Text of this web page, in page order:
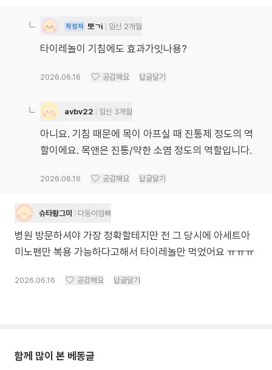
작성자 뽀ㄱi 임신 2개월
타이레놀이 기침에도 효과가잇나용?
2026.06.16 공감해요 답글달기
avbv22 임신 3개월
아니요. 기침 때문에 목이 아프실 때 진통제 정도의 역
할이에요. 목앤은 진통/약한 소염 정도의 역할입니다.
2026.06.16 공감해요 답글달기
슈타황그미 다둥이엄빠
병원 방문하셔야 가장 정확할테지만 전 그 당시에 아세트아
미노펜만 복용 가능하다고해서 타이레놀만 먹었어요 ㅠㅠㅠ
2026.06.16 공감해요 답글달기
함께 많이 본 베동글